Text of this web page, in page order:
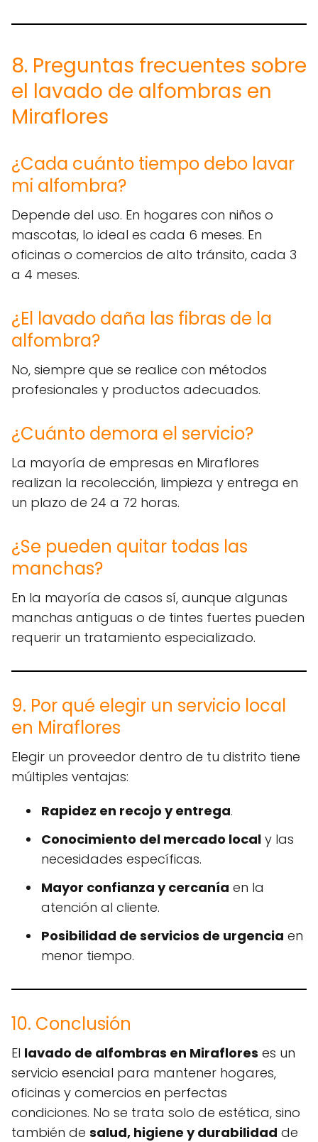
8. Preguntas frecuentes sobre
el lavado de alfombras en
Miraflores
¿Cada cuánto tiempo debo lavar
mi alfombra?
Depende del uso. En hogares con niños o
mascotas, lo ideal es cada 6 meses. En
oficinas o comercios de alto tránsito, cada 3
a 4 meses.
¿El lavado daña las fibras de la
alfombra?
No, siempre que se realice con métodos
profesionales y productos adecuados.
¿Cuánto demora el servicio?
La mayoría de empresas en Miraflores
realizan la recolección, limpieza y entrega en
un plazo de 24 a 72 horas.
¿Se pueden quitar todas las
manchas?
En la mayoría de casos sí, aunque algunas
manchas antiguas o de tintes fuertes pueden
requerir un tratamiento especializado.
9. Por qué elegir un servicio local
en Miraflores
Elegir un proveedor dentro de tu distrito tiene
múltiples ventajas:
Rapidez en recojo y entrega.
Conocimiento del mercado local y las
necesidades específicas.
Mayor confianza y cercanía en la
atención al cliente.
Posibilidad de servicios de urgencia en
menor tiempo.
10. Conclusión
El lavado de alfombras en Miraflores es un
servicio esencial para mantener hogares,
oficinas y comercios en perfectas
condiciones. No se trata solo de estética, sino
también de salud, higiene y durabilidad de